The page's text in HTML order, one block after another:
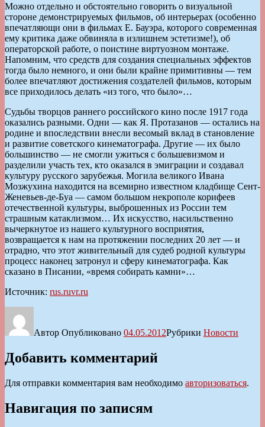
Можно отдельно и обстоятельно говорить о визуальной
стороне демонстрируемых фильмов, об интерьерах (особенно
впечатляющи они в фильмах Е. Бауэра, которого современная
ему критика даже обвиняла в излишнем эстетизме!), об
операторской работе, о поистине виртуозном монтаже.
Напомним, что средств для создания специальных эффектов
тогда было немного, и они были крайне примитивны — тем
более впечатляют достижения создателей фильмов, которым
все приходилось делать «из того, что было»…
Судьбы творцов раннего российского кино после 1917 года
оказались разными. Одни — как Я. Протазанов — остались на
родине и впоследствии внесли весомый вклад в становление
и развитие советского кинематографа. Другие — их было
большинство — не смогли ужиться с большевизмом и
разделили участь тех, кто оказался в эмиграции и создавал
культуру русского зарубежья. Могила великого Ивана
Мозжухина находится на всемирно известном кладбище Сент-
Женевьев-де-Буа — самом большом некрополе корифеев
отечественной культуры, выброшенных из России тем
страшным катаклизмом… Их искусство, насильственно
вычеркнутое из нашего культурного восприятия,
возвращается к нам на протяжении последних 20 лет — и
отрадно, что этот живительный для судеб родной культуры
процесс наконец затронул и сферу кинематографа. Как
сказано в Писании, «время собирать камни»…
Источник: rus.ruvr.ru
Автор Опубликовано 04.05.2012Рубрики Новости
Добавить комментарий
Для отправки комментария вам необходимо авторизоваться.
Навигация по записям